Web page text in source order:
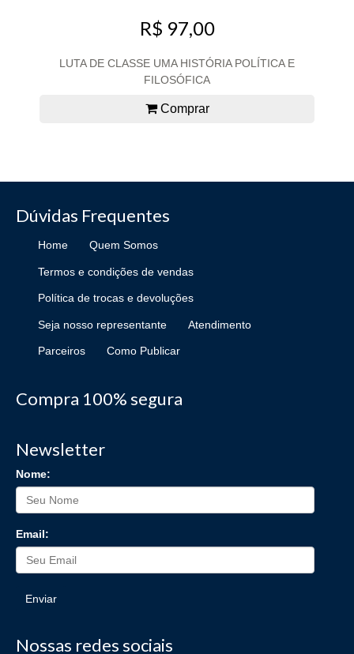
R$ 97,00
LUTA DE CLASSE UMA HISTÓRIA POLÍTICA E
FILOSÓFICA
Comprar
Dúvidas Frequentes
Home Quem Somos
Termos e condições de vendas
Política de trocas e devoluções
Seja nosso representante Atendimento
Parceiros Como Publicar
Compra 100% segura
Newsletter
Nome:
Email:
Enviar
Nossas redes sociais